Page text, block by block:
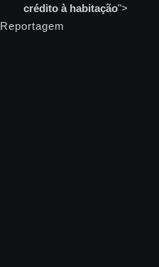
crédito à habitação">
Reportagem